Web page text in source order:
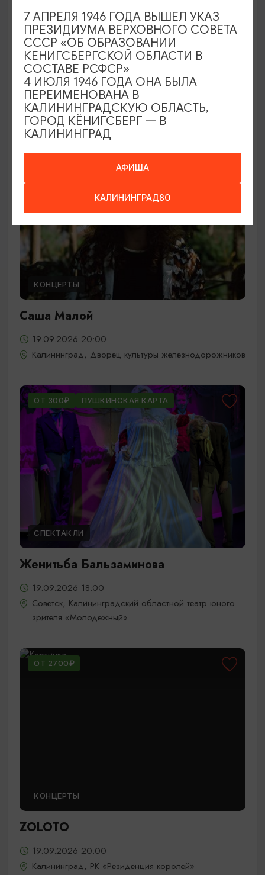
СПЕКТАКЛИ
Вишнёвый сад
18.09.2026 19:00
Калининград, Калининградский областной
драматический театр
ОТ 1750₽
КОНЦЕРТЫ
Саша Малой
19.09.2026 20:00
Калининград, Дворец культуры железнодорожников
ОТ 300₽ ПУШКИНСКАЯ КАРТА
СПЕКТАКЛИ
Женитьба Бальзаминова
19.09.2026 18:00
Советск, Калининградский областной театр юного
зрителя «Молодежный»
ОТ 2700₽
КОНЦЕРТЫ
ZOLOTO
19.09.2026 20:00
Калининград, РК «Резиденция королей»
АФИША
КАЛИНИНГРАД80
7 АПРЕЛЯ 1946 ГОДА ВЫШЕЛ УКАЗ
ПРЕЗИДИУМА ВЕРХОВНОГО СОВЕТА
СССР «ОБ ОБРАЗОВАНИИ
КЕНИГСБЕРГСКОЙ ОБЛАСТИ В
СОСТАВЕ РСФСР»
4 ИЮЛЯ 1946 ГОДА ОНА БЫЛА
ПЕРЕИМЕНОВАНА В
КАЛИНИНГРАДСКУЮ ОБЛАСТЬ,
ГОРОД КЁНИГСБЕРГ — В
КАЛИНИНГРАД